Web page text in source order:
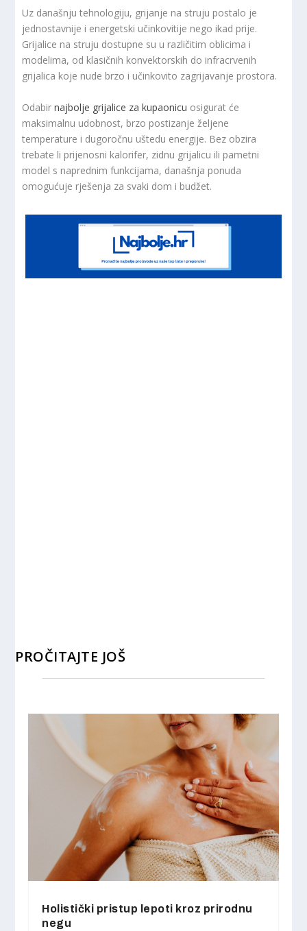
Uz današnju tehnologiju, grijanje na struju postalo je
jednostavnije i energetski učinkovitije nego ikad prije.
Grijalice na struju dostupne su u različitim oblicima i
modelima, od klasičnih konvektorskih do infracrvenih
grijalica koje nude brzo i učinkovito zagrijavanje prostora.
Odabirnajbolje grijalice za kupaonicu osigurat će
maksimalnu udobnost, brzo postizanje željene
temperature i dugoročnu uštedu energije. Bez obzira
trebate li prijenosni kalorifer, zidnu grijalicu ili pametni
model s naprednim funkcijama, današnja ponuda
omogućuje rješenja za svaki dom i budžet.
PROČITAJTE JOŠ
Holistički pristup lepoti kroz prirodnu
negu